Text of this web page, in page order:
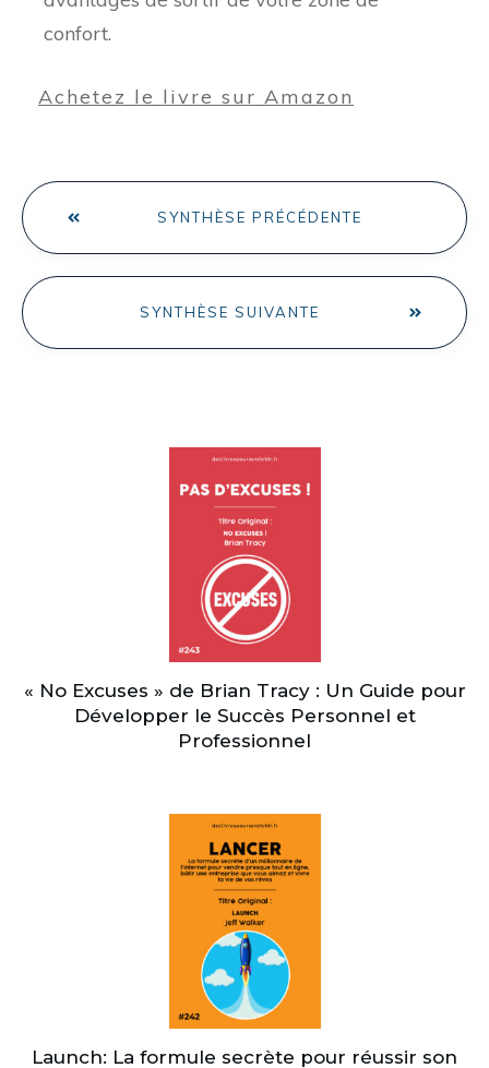
confort.
Achetez le livre sur Amazon
SYNTHÈSE PRÉCÉDENTE
SYNTHÈSE SUIVANTE
« No Excuses » de Brian Tracy : Un Guide pour
Développer le Succès Personnel et
Professionnel
Launch: La formule secrète pour réussir son